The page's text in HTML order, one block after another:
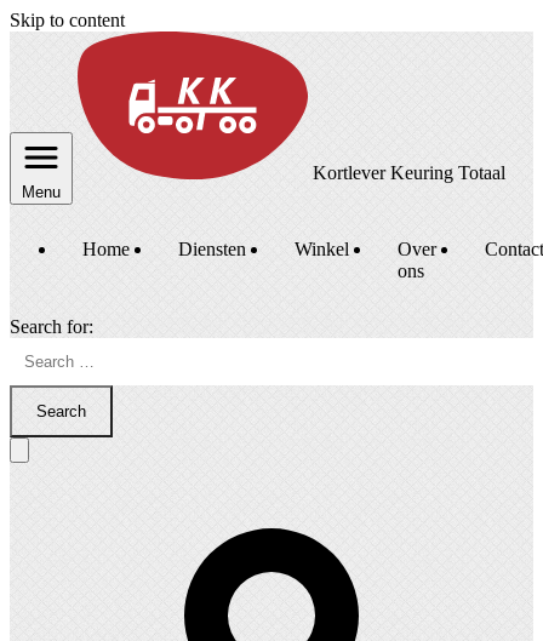
Skip to content
Menu
Kortlever Keuring Totaal
Home Diensten Winkel
Over
ons
Contact
Search for:
Search